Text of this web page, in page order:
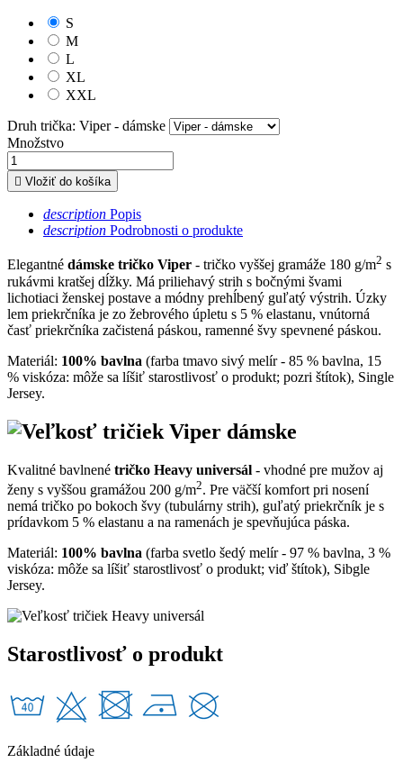
S
M
L
XL
XXL
Druh trička: Viper - dámske
Množstvo
 Vložiť do košíka
description Popis
description Podrobnosti o produkte
Elegantné dámske tričko Viper - tričko vyššej gramáže 180 g/m2 s
rukávmi kratšej dĺžky. Má priliehavý strih s bočnými švami
lichotiaci ženskej postave a módny prehĺbený guľatý výstrih. Úzky
lem priekrčníka je zo žebrového úpletu s 5 % elastanu, vnútorná
časť priekrčníka začistená páskou, ramenné švy spevnené páskou.
Materiál: 100% bavlna (farba tmavo sivý melír - 85 % bavlna, 15
% viskóza: môže sa líšiť starostlivosť o produkt; pozri štítok), Single
Jersey.
Kvalitné bavlnené tričko Heavy universál - vhodné pre mužov aj
ženy s vyššou gramážou 200 g/m2. Pre väčší komfort pri nosení
nemá tričko po bokoch švy (tubulárny strih), guľatý priekrčník je s
prídavkom 5 % elastanu a na ramenách je spevňujúca páska.
Materiál: 100% bavlna (farba svetlo šedý melír - 97 % bavlna, 3 %
viskóza: môže sa líšiť starostlivosť o produkt; viď štítok), Sibgle
Jersey.
Starostlivosť o produkt
Základné údaje